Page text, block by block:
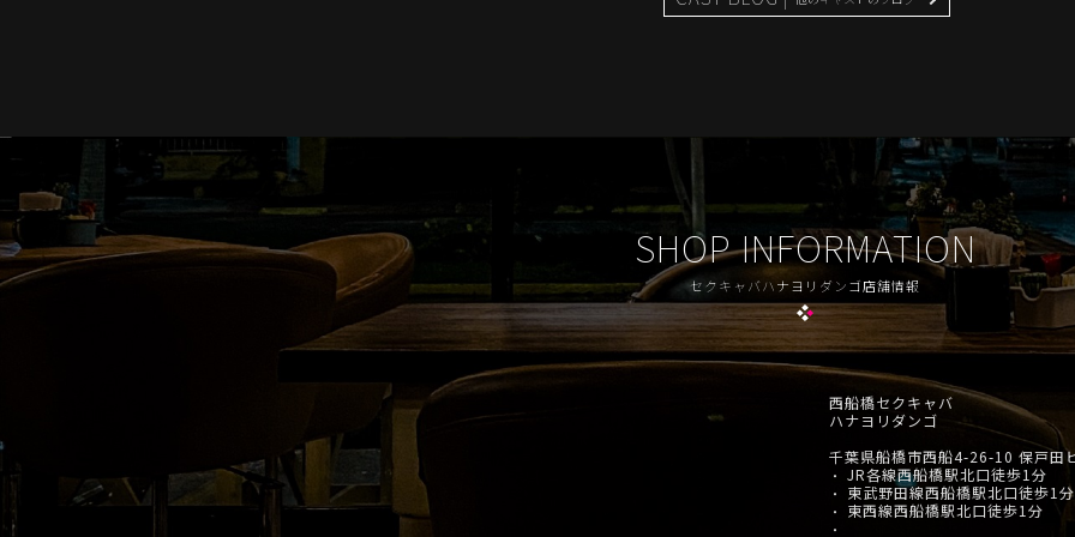
SHOP INFORMATION
セクキャバハナヨリダンゴ店舗情報
西船橋セクキャバ
ハナヨリダンゴ
千葉県船橋市西船4-26-10 保戸田
・ JR各線西船橋駅北口徒歩1分
・ 東武野田線西船橋駅北口徒歩1分
・ 東西線西船橋駅北口徒歩1分
・